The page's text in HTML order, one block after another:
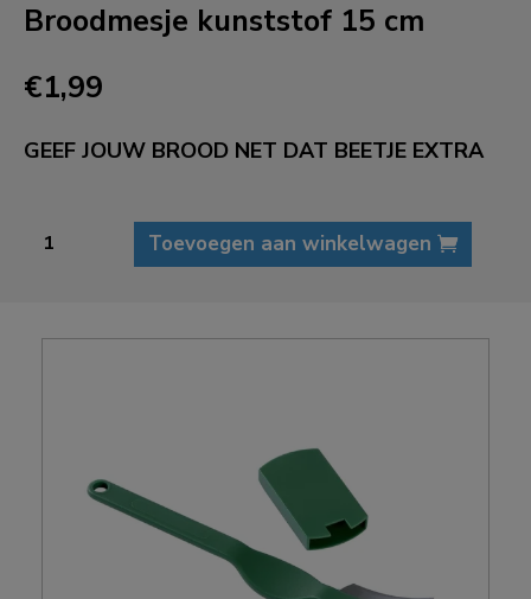
Broodmesje kunststof 15 cm
€1,99
GEEF JOUW BROOD NET DAT BEETJE EXTRA
kunststof
Toevoegen aan winkelwagen